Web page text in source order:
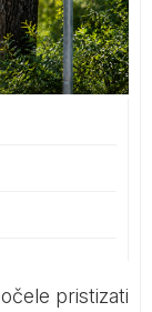
pristizati